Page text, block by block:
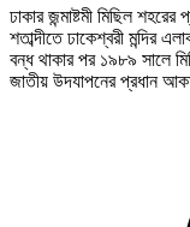
ঢাকার জন্মাষ্টমী মিছিল
শতাব্দীতে ঢাকেশ্বরী মন্দির
বন্ধ থাকার পর ১৯৮৯ সালে
জাতীয় উদযাপনের প্রধান